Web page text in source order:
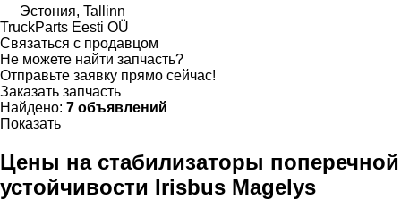
Эстония, Tallinn
TruckParts Eesti OÜ
Связаться с продавцом
Не можете найти запчасть?
Отправьте заявку прямо сейчас!
Заказать запчасть
Найдено: 7 объявлений
Показать
Цены на стабилизаторы поперечной
устойчивости Irisbus Magelys